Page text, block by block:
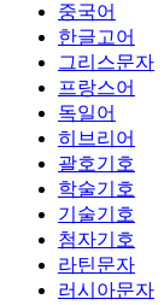
중국어
한글고어
그리스문자
프랑스어
독일어
히브리어
괄호기호
학술기호
기술기호
첨자기호
라틴문자
러시아문자